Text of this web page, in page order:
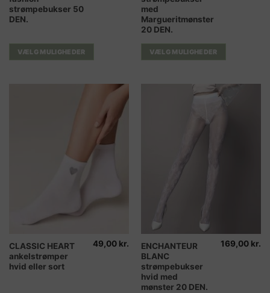
strømpebukser 50
DEN.
VÆLG MULIGHEDER
har
flere
Mulighederne
kan
med
Margueritmønster
20 DEN.
VÆLG MULIGHEDER
har
flere
Mulighederne
kan
CLASSIC HEART
ankelstrømper
hvid eller sort
49,00 kr.
Dette
vare
har
ENCHANTEUR
BLANC
strømpebukser
hvid med
mønster 20 DEN.
169,00 kr.
Dette
vare
har
flere